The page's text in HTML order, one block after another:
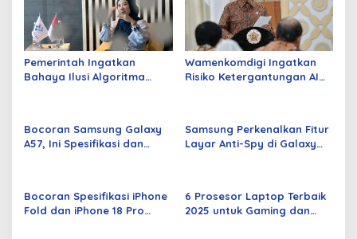
Pemerintah Ingatkan
Bahaya Ilusi Algoritma
Wamenkomdigi Ingatkan
Risiko Ketergantungan AI
Bocoran Samsung Galaxy
A57, Ini Spesifikasi dan
Samsung Perkenalkan Fitur
Layar Anti-Spy di Galaxy
Bocoran Spesifikasi iPhone
Fold dan iPhone 18 Pro
6 Prosesor Laptop Terbaik
2025 untuk Gaming dan